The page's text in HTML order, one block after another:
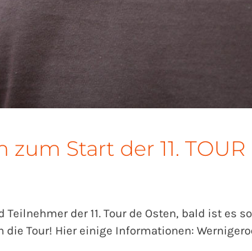
Start der 11. TOUR
der 11. Tour de Osten, bald ist es
Tour! Hier einige Informationen: